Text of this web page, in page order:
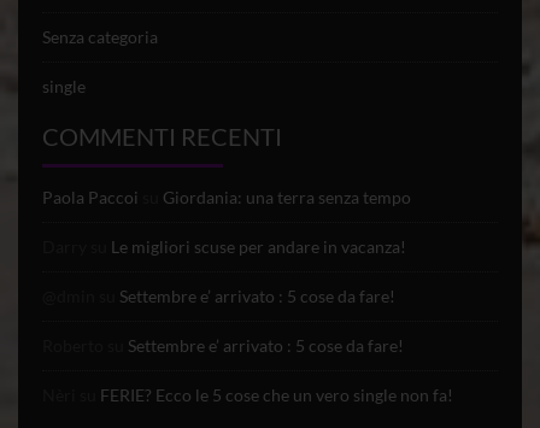
Senza categoria
single
COMMENTI RECENTI
Paola Paccoi Giordania: una terra senza tempo
Le migliori scuse per andare in vacanza!
Settembre e’ arrivato : 5 cose da fare!
Settembre e’ arrivato : 5 cose da fare!
FERIE? Ecco le 5 cose che un vero single non fa!